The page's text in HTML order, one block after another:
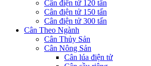
Cân điện tử 120 tấn
Cân điện tử 150 tấn
Cân điện tử 300 tấn
Cân Theo Ngành
Cân Thủy Sản
Cân Nông Sản
Cân lúa điện tử